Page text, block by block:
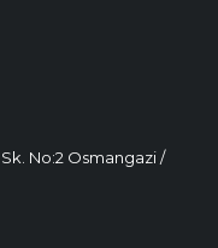
No:2 Osmangazi /